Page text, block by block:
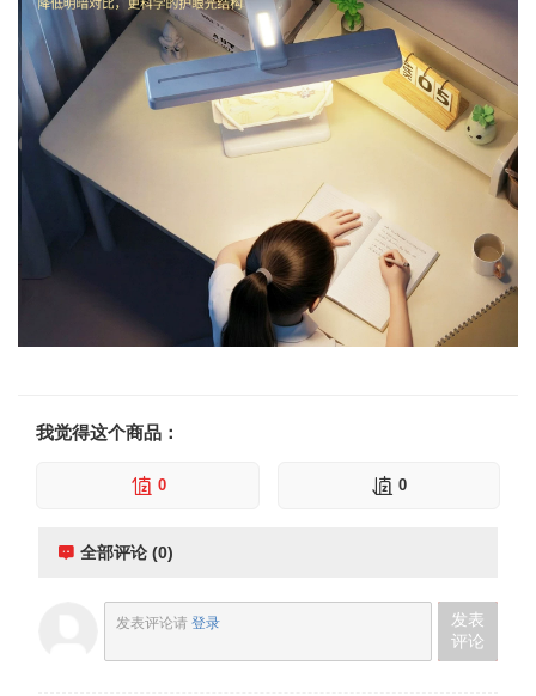
我觉得这个商品：
0 0
全部评论 (0)
发表评论请 登录
发表
评论